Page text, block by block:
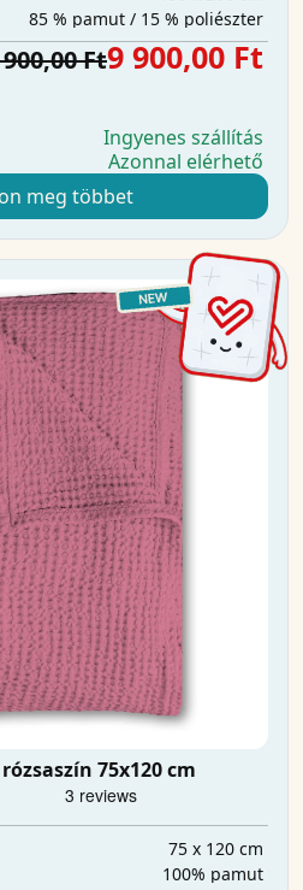
85 % pamut / 15 % poliészter
Ft9 900,00 Ft
Ingyenes szállítás
Azonnal elérhető
meg többet
75x120 cm
75 x 120 cm
100% pamut